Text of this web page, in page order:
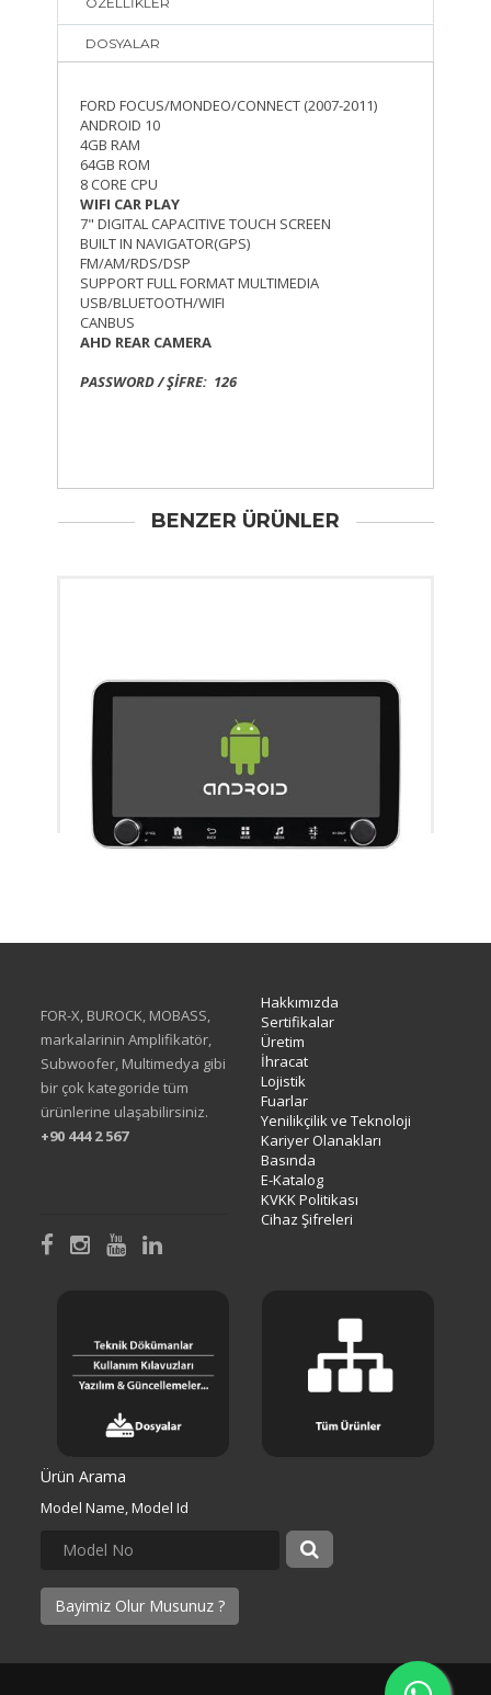
DOSYALAR
FORD FOCUS/MONDEO/CONNECT (2007-2011)
ANDROID 10
4GB RAM
64GB ROM
8 CORE CPU
WIFI CAR PLAY
7" DIGITAL CAPACITIVE TOUCH SCREEN
BUILT IN NAVIGATOR(GPS)
FM/AM/RDS/DSP
SUPPORT FULL FORMAT MULTIMEDIA
USB/BLUETOOTH/WIFI
CANBUS
AHD REAR CAMERA
PASSWORD / ŞİFRE: 126
BENZER ÜRÜNLER
FOR-X, BUROCK, MOBASS,
markalarinin Amplifikatör,
Subwoofer, Multimedya gibi
bir çok kategoride tüm
ürünlerine ulaşabilirsiniz.
+90 444 2 567
Hakkımızda
Sertifikalar
Üretim
İhracat
Lojistik
Fuarlar
Yenilikçilik ve Teknoloji
Kariyer Olanakları
Basında
E-Katalog
KVKK Politikası
Cihaz Şifreleri
Ürün Arama
Model Name, Model Id
Bayimiz Olur Musunuz ?